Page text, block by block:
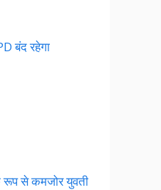
बंद रहेगा
रूप से कमजोर युवती